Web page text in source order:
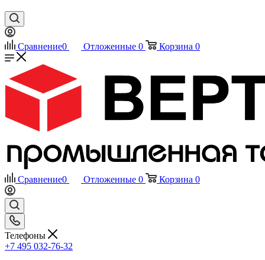
Сравнение0 Отложенные 0 Корзина 0
Сравнение0 Отложенные 0 Корзина 0
Телефоны
+7 495 032-76-32